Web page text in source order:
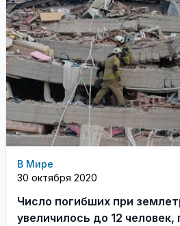
В Мире
30 октября 2020
Число погибших при
увеличилось до 12